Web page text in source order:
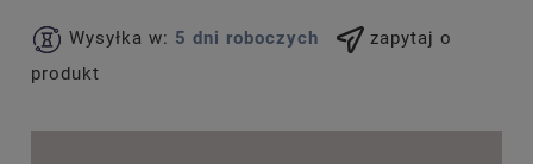
Wysyłka w: 5 dni roboczych
zapytaj o
produkt